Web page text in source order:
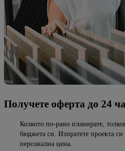
Получете оферта до 24
Колкото по-рано планирате,
бюджета си. Изпратете проекта
персонална цена.